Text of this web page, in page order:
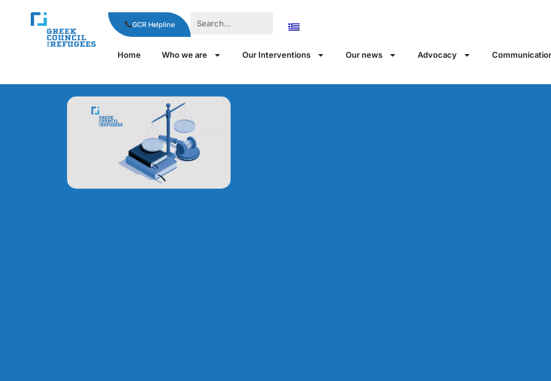
GCR Helpline
Home Who we are Our Interventions Our news Αdvocacy